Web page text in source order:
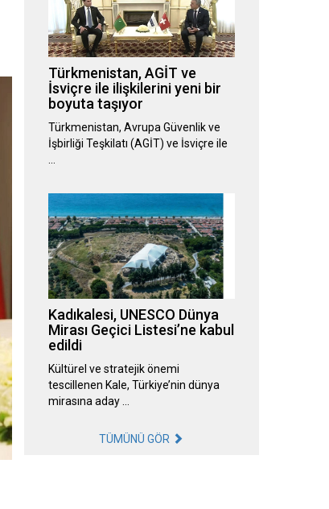
Türkmenistan, AGİT ve
İsviçre ile ilişkilerini yeni bir
boyuta taşıyor
Türkmenistan, Avrupa Güvenlik ve
İşbirliği Teşkilatı (AGİT) ve İsviçre ile
Kadıkalesi, UNESCO Dünya
Mirası Geçici Listesi’ne kabul
edildi
Kültürel ve stratejik önemi
tescillenen Kale, Türkiye’nin dünya
mirasına aday …
TÜMÜNÜ GÖR